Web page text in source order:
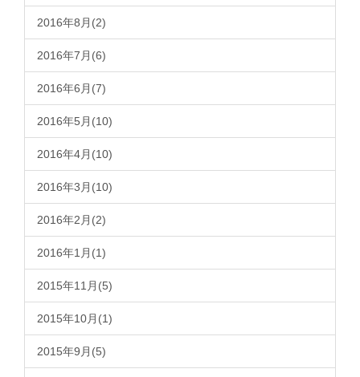
2016年8月(2)
2016年7月(6)
2016年6月(7)
2016年5月(10)
2016年4月(10)
2016年3月(10)
2016年2月(2)
2016年1月(1)
2015年11月(5)
2015年10月(1)
2015年9月(5)